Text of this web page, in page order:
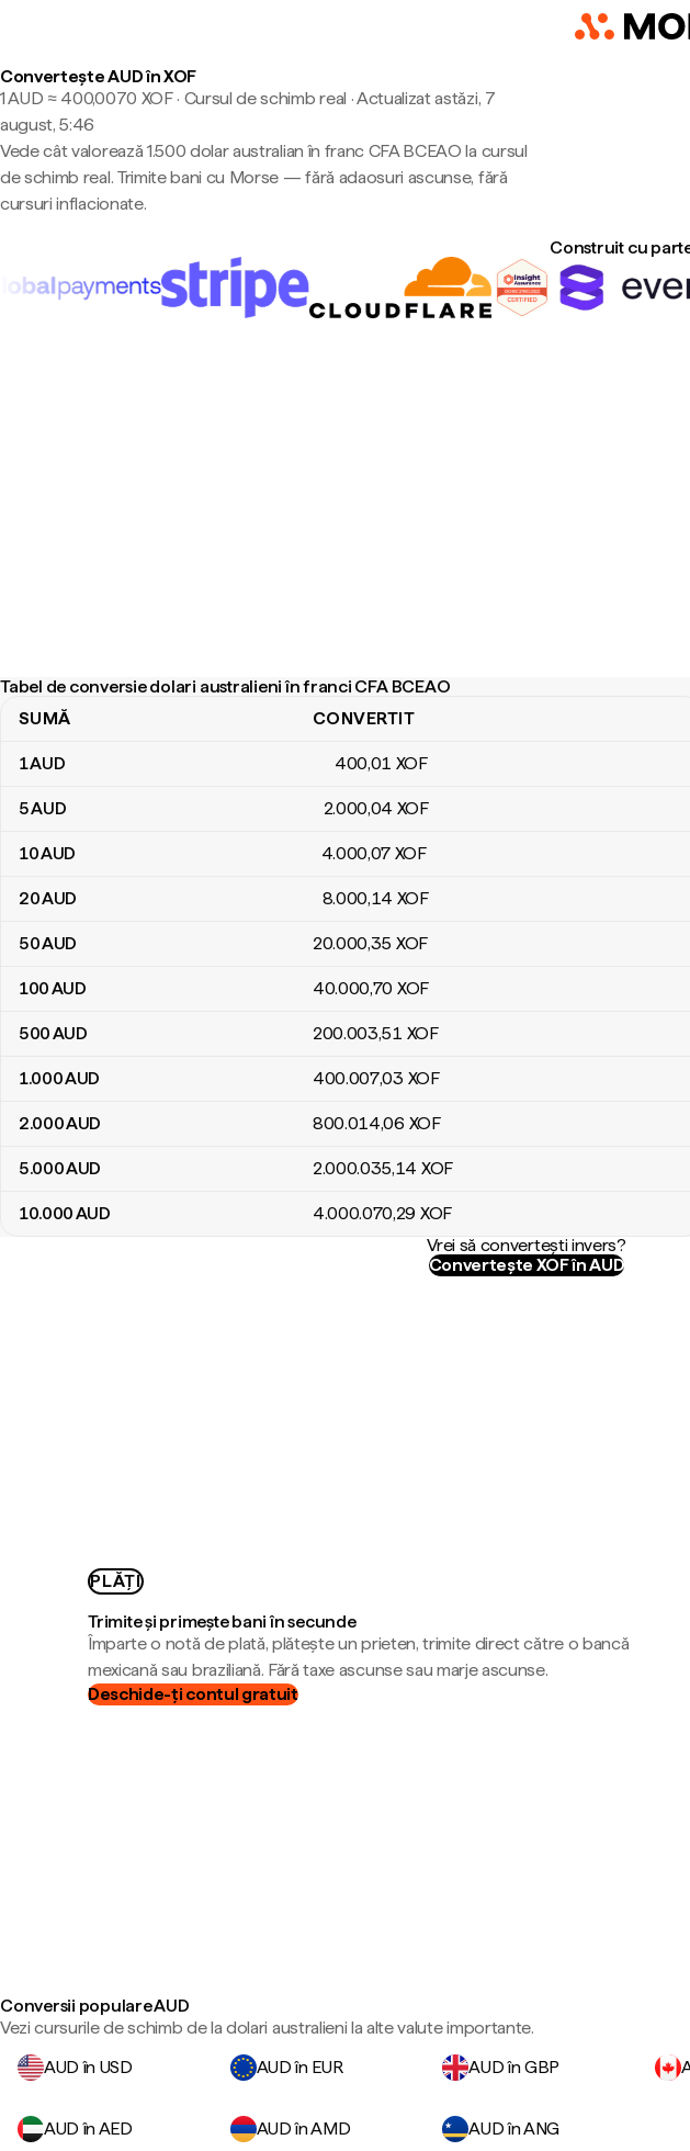
Convertește AUD în XOF
1 AUD ≈ 400,0070 XOF · Cursul de schimb real ·Actualizat astăzi, 7
august, 5:46
Vede cât valorează 1.500 dolar australian în franc CFA BCEAO la cursul
de schimb real. Trimite bani cu Morse — fără adaosuri ascunse, fără
cursuri inflacionate.
Construit cu
Tabel de conversie dolari australieni în franci CFA BCEAO
Tabel de conversie dolari australieni în franci CFA BCEAO
SUMĂ CONVERTIT
1AUD 400,01 XOF
5AUD 2.000,04 XOF
10AUD 4.000,07 XOF
20AUD 8.000,14 XOF
50AUD 20.000,35 XOF
100AUD 40.000,70 XOF
500AUD 200.003,51 XOF
1.000AUD 400.007,03 XOF
2.000AUD 800.014,06 XOF
5.000AUD 2.000.035,14 XOF
10.000AUD 4.000.070,29 XOF
Vrei să convertești invers?
Convertește XOF în AUD
PLĂȚI
Trimite și primește bani în secunde
Împarte o notă de plată, plătește un prieten, trimite direct către o bancă
mexicană sau braziliană. Fără taxe ascunse sau marje ascunse.
Deschide-ți contul gratuit
Conversii populare AUD
Vezi cursurile de schimb de la dolari australieni la alte valute importante.
AUD în USD
AUD în EUR AUD în GBP
AUD în AED AUD în AMD AUD în ANG